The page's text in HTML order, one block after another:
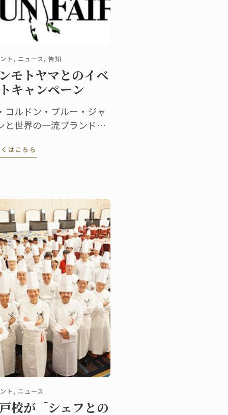
ト, ニュース, 告知
モトヤマとのイベ
キャンペーン
コルドン・ブルー・ジャ
と世界の一流ブランドを
「サンモトヤマ」がイベ
ェア」に日本校のニュー
ター（メルマガ）読者を
待します
はこちら
ト, ニュース
校が「シェフとの